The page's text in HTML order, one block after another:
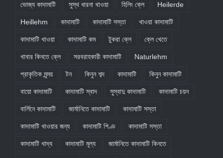
ভোজ্য কাদামাটি সুস্থ ধারনা খাওয়া হিলিং ক্লে Heilerde
Heillehm কাদামাটি কাদামাটি সস্তা খাওয়া কাদামাটি
কাদামাটি খাওয়া কাদামাটি কম টুকরা ক্লে ক্লে খেতে
খাবার কিনতে ক্লে সরবরাহকারী কাদামাটি Naturlehm
প্রাকৃতিক মৃন্ময় টন কিনুন শব্দ কাদামাটি কিনুন কাদামাটি
বায়ো কাদামাটি কাদামাটি স্বাদ সুস্বাদু কাদামাটি কাদামাটি চয়ন
বার্লিনে কাদামাটি জার্মানিতে কাদামাটি কাদামাটি সস্তা
কাদামাটি খাওয়ার জন্য কাদামাটি পিণ্ড কাদামাটি সস্তা
কাদামাটি খাদ্য কাদামাটি মূল্য জার্মানিতে কাদামাটি কিনতে